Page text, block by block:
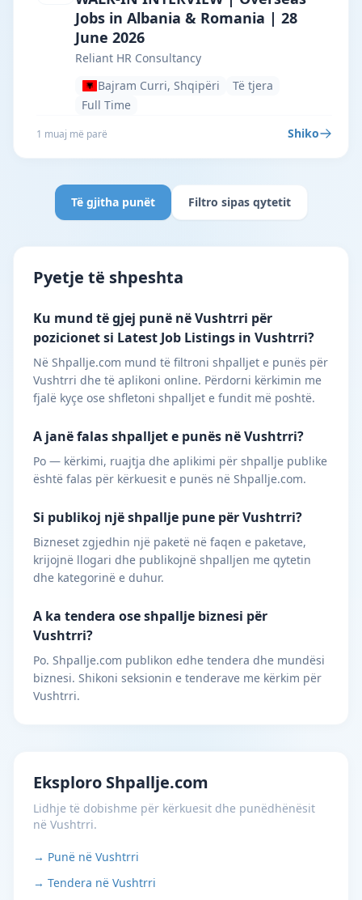
Jobs in Albania & Romania | 28
June 2026
Reliant HR Consultancy
Bajram Curri, Shqipëri
Të tjera
Full Time
1 muaj më parë Shiko
Të gjitha punët Filtro sipas qytetit
Pyetje të shpeshta
Ku mund të gjej punë në Vushtrri për
pozicionet si Latest Job Listings in Vushtrri?
Në Shpallje.com mund të filtroni shpalljet e punës për
Vushtrri dhe të aplikoni online. Përdorni kërkimin me
fjalë kyçe ose shfletoni shpalljet e fundit më poshtë.
A janë falas shpalljet e punës në Vushtrri?
Po — kërkimi, ruajtja dhe aplikimi për shpallje publike
është falas për kërkuesit e punës në Shpallje.com.
Si publikoj një shpallje pune për Vushtrri?
Bizneset zgjedhin një paketë në faqen e paketave,
krijojnë llogari dhe publikojnë shpalljen me qytetin
dhe kategorinë e duhur.
A ka tendera ose shpallje biznesi për
Vushtrri?
Po. Shpallje.com publikon edhe tendera dhe mundësi
biznesi. Shikoni seksionin e tenderave me kërkim për
Vushtrri.
Eksploro Shpallje.com
Lidhje të dobishme për kërkuesit dhe punëdhënësit
në Vushtrri.
→ Punë në Vushtrri
→ Tendera në Vushtrri